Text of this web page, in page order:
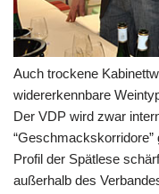
Auch trockene
widererkennbare
Der VDP wird zwar
Profil der Spätlese
außerhalb des